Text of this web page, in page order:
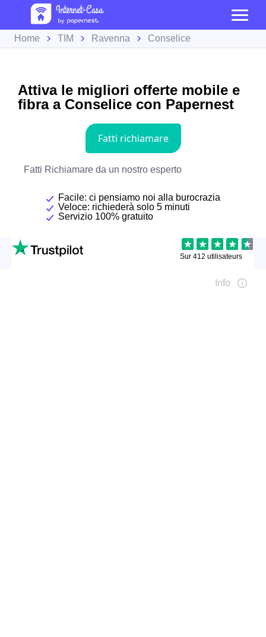
Home TIM Ravenna Conselice